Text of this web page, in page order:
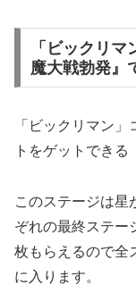
「ビックリ
魔大戦勃発』
「ビックリマン
トをゲットできる
このステージは星
ぞれの最終ステー
枚もらえるので全
に入ります。